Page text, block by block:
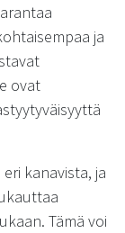
ja
ovat
kanavista, ja
Tämä voi